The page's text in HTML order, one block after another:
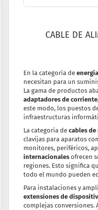
CABLE DE
En la categoría deenergía
necesitan para un
La gama de productos
adaptadores de
este modo, los puestos
infraestructuras
La categoría decables
clavijas para aparatos
monitores, periféricos,
internacionales ofrecen
regiones. Esto significa
todo el mundo pueden
Para instalaciones y
extensiones de
complejas conversiones.